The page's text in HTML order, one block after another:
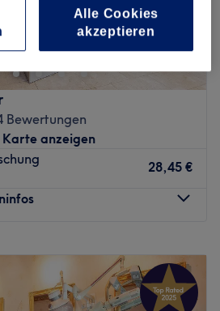
Bewertungen
anzeigen
28,45 €
09:00 – 19:00
09:00–18:00
09:00–19:00
Alle Cookies
akzeptieren